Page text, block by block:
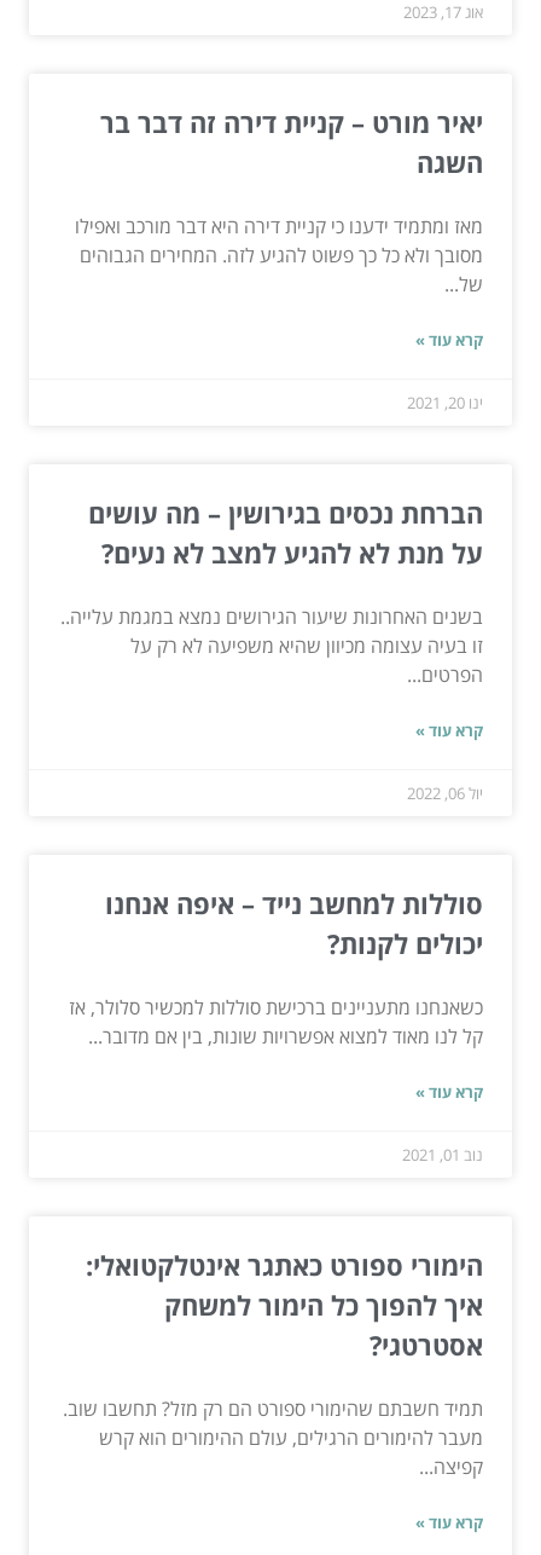
אוג 17, 2023
יאיר מורט – קניית דירה זה דבר בר
השגה
מאז ומתמיד ידענו כי קניית דירה היא דבר מורכב ואפילו
מסובך ולא כל כך פשוט להגיע לזה. המחירים הגבוהים
של...
קרא עוד »
ינו 20, 2021
הברחת נכסים בגירושין – מה עושים
על מנת לא להגיע למצב לא נעים?
בשנים האחרונות שיעור הגירושים נמצא במגמת עלייה..
זו בעיה עצומה מכיוון שהיא משפיעה לא רק על
הפרטים...
קרא עוד »
יול 06, 2022
סוללות למחשב נייד – איפה אנחנו
יכולים לקנות?
כשאנחנו מתעניינים ברכישת סוללות למכשיר סלולר, אז
קל לנו מאוד למצוא אפשרויות שונות, בין אם מדובר...
קרא עוד »
נוב 01, 2021
הימורי ספורט כאתגר אינטלקטואלי:
איך להפוך כל הימור למשחק
אסטרטגי?
תמיד חשבתם שהימורי ספורט הם רק מזל? תחשבו שוב.
מעבר להימורים הרגילים, עולם ההימורים הוא קרש
קפיצה...
קרא עוד »